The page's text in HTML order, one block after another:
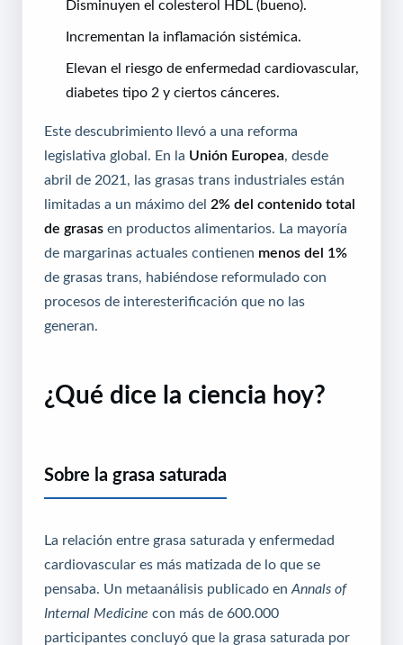
Disminuyen el colesterol HDL (bueno).
Incrementan la inflamación sistémica.
Elevan el riesgo de enfermedad cardiovascular,
diabetes tipo 2 y ciertos cánceres.
Este descubrimiento llevó a una reforma
legislativa global. En la Unión Europea , desde
abril de 2021, las grasas trans industriales están
limitadas a un máximo del 2% del contenido total
de grasas en productos alimentarios. La mayoría
de margarinas actuales contienen menos del 1%
de grasas trans, habiéndose reformulado con
procesos de interesterificación que no las
generan.
¿Qué dice la ciencia hoy?
Sobre la grasa saturada
La relación entre grasa saturada y enfermedad
cardiovascular es más matizada de lo que se
pensaba. Un metaanálisis publicado en Annals of
Internal Medicine con más de 600.000
participantes concluyó que la grasa saturada por